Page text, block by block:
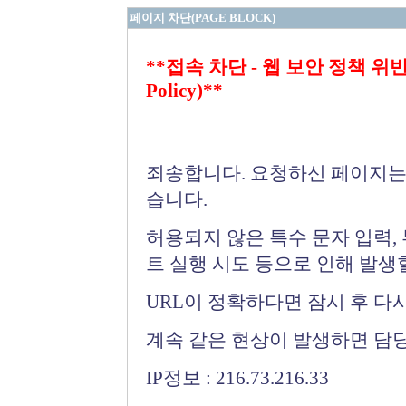
페이지 차단(PAGE BLOCK)
**접속 차단 - 웹 보안 정책 위
Policy)**
죄송합니다. 요청하신 페이지
습니다.
허용되지 않은 특수 문자 입력
트 실행 시도 등으로 인해 발생
URL이 정확하다면 잠시 후 다
계속 같은 현상이 발생하면 담
IP정보 : 216.73.216.33